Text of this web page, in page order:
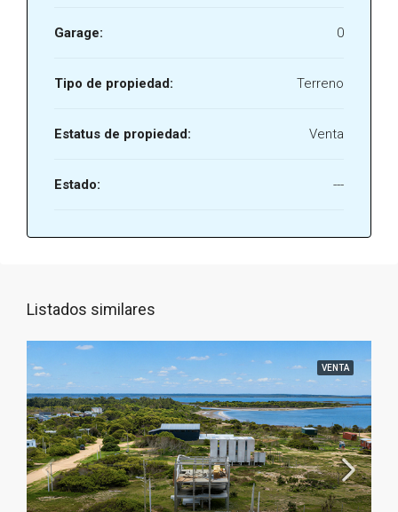
Garage: 0
Tipo de propiedad: Terreno
Estatus de propiedad: Venta
Estado: ---
Listados similares
VENTA